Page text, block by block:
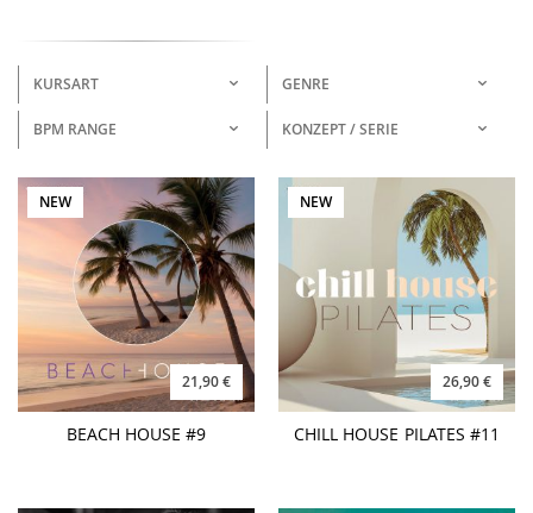
KURSART GENRE
BPM RANGE KONZEPT / SERIE
NEW
21,90 €
BEACH HOUSE #9
NEW
26,90 €
CHILL HOUSE PILATES #11